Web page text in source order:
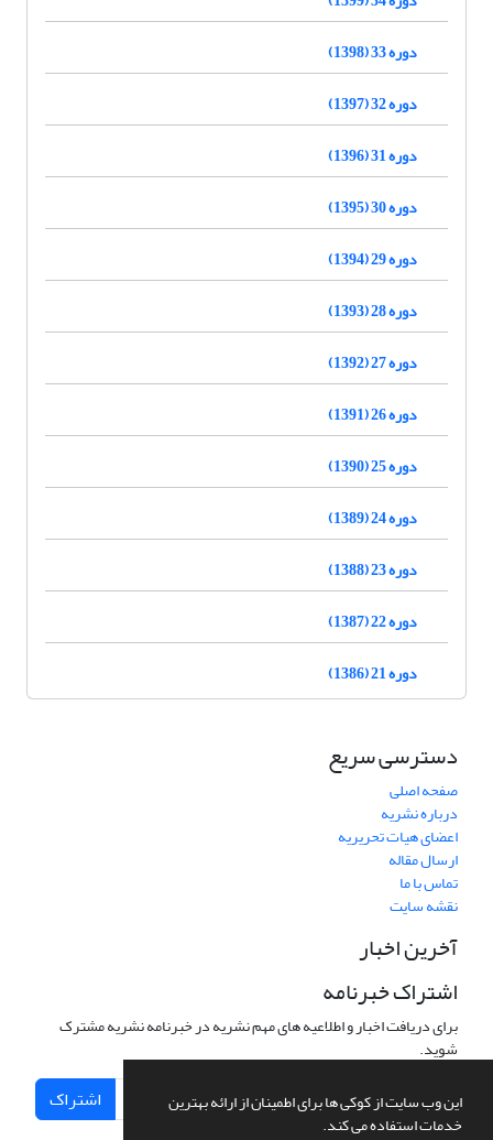
این وب سایت از کوکی ها برای اطمینان از ارائه بهترین
خدمات استفاده می کند.
دوره 33 (1398)
دوره 32 (1397)
دوره 31 (1396)
دوره 30 (1395)
دوره 29 (1394)
دوره 28 (1393)
دوره 27 (1392)
دوره 26 (1391)
دوره 25 (1390)
دوره 24 (1389)
دوره 23 (1388)
دوره 22 (1387)
دوره 21 (1386)
دسترسی سریع
صفحه اصلی
درباره نشریه
اعضای هیات تحریریه
ارسال مقاله
تماس با ما
نقشه سایت
آخرین اخبار
اشتراک خبرنامه
برای دریافت اخبار و اطلاعیه های مهم نشریه در خبرنامه نشریه مشترک
شوید.
اشتراک